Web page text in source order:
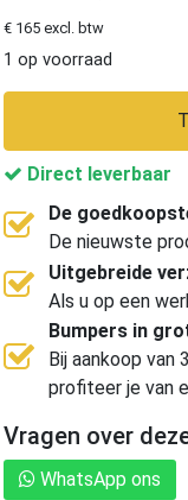
€ 165 excl. btw
1 op voorraad
Direct leverbaar
De
De nieuwste
Uitgebreide
Als u op een
Bumpers in
Bij aankoop van
profiteer je van
Vragen over
WhatsApp ons